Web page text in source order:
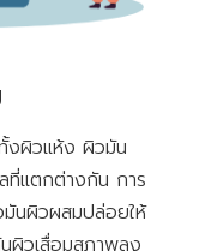
งผิวแห้ง ผิวมัน
แตกต่างกัน การ
มันผิวผสมปล่อยให้
ผิวเสื่อมสภาพลง